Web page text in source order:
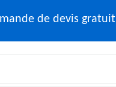
de devis gratuit